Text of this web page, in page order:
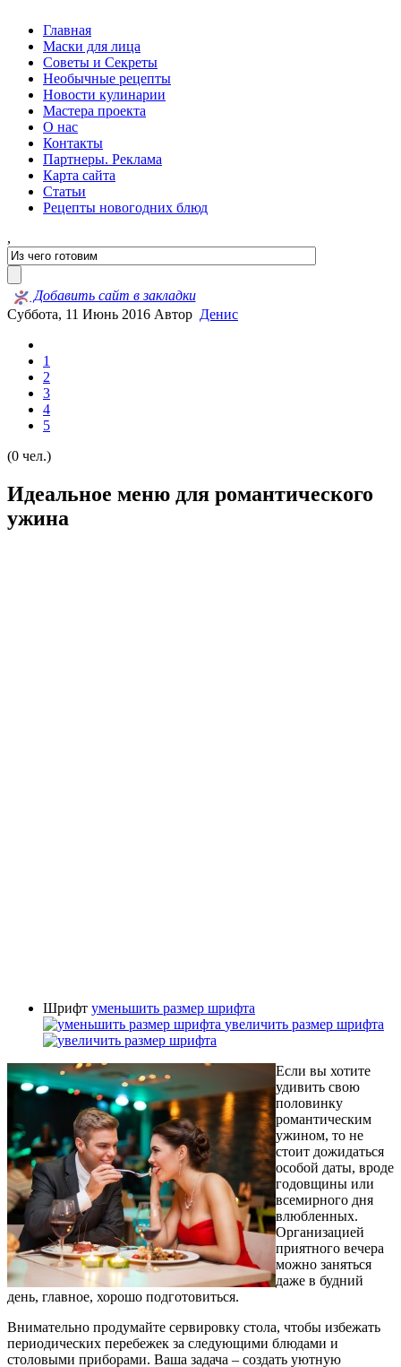
Главная
Маски для лица
Советы и Секреты
Необычные рецепты
Новости кулинарии
Мастера проекта
О нас
Контакты
Партнеры. Реклама
Карта сайта
Статьи
Рецепты новогодних блюд
,
Добавить сайт в закладки
Суббота, 11 Июнь 2016 Автор Денис
1
2
3
4
5
(0 чел.)
Идеальное меню для романтического
ужина
Шрифт уменьшить размер шрифта
увеличить размер шрифта
Если вы хотите
удивить свою
половинку
романтическим
ужином, то не
стоит дожидаться
особой даты, вроде
годовщины или
всемирного дня
влюбленных.
Организацией
приятного вечера
можно заняться
даже в будний
день, главное, хорошо подготовиться.
Внимательно продумайте сервировку стола, чтобы избежать
периодических перебежек за следующими блюдами и
столовыми приборами. Ваша задача – создать уютную